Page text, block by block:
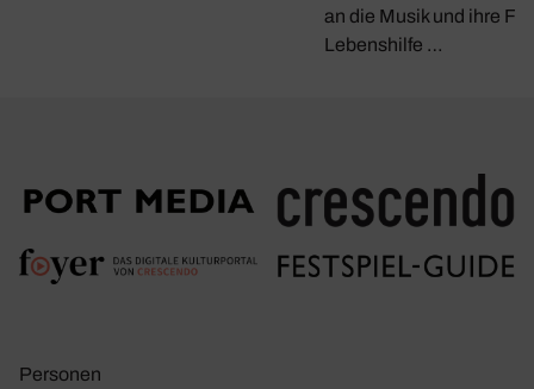
an die Musik und ihre
Lebenshilfe …
Personen